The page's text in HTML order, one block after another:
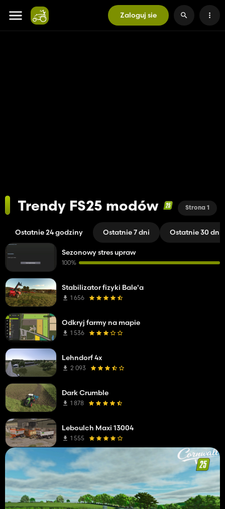
Zaloguj sie
Trendy FS25 modów Strona 1
Ostatnie 24 godziny Ostatnie 7 dni Ostatnie 30 dni
Sezonowy stres upraw
100%
Stabilizator fizyki Bale'a
1 656
Odkryj farmy na mapie
1 536
Lehndorf 4x
2 093
Dark Crumble
1 878
Leboulch Maxi 13004
1 555